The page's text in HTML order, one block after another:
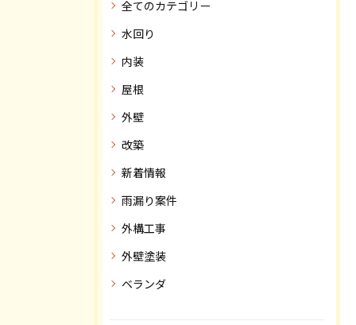
全てのカテゴリー
水回り
内装
屋根
外壁
改築
新着情報
雨漏り案件
外構工事
外壁塗装
ベランダ